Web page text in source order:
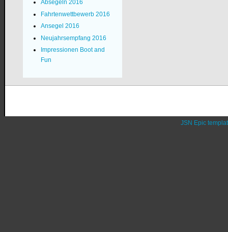
Absegeln 2016
Fahrtenwettbewerb 2016
Ansegel 2016
Neujahrsempfang 2016
Impressionen Boot and
Fun
JSN Epic